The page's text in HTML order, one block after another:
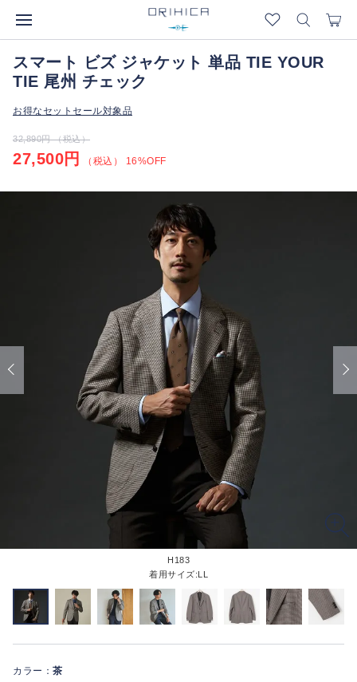
スマート ビズ ジャケット 単品 TIE YOUR
TIE 尾州 チェック
お得なセットセール対象品
32,890円 （税込）
27,500円 （税込） 16%OFF
H183
着用サイズ:LL
カラー： 茶